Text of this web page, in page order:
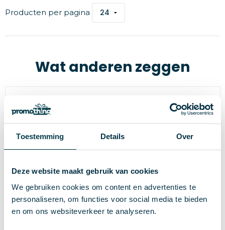
Toestemming Details Over
Deze website maakt gebruik van cookies
We gebruiken cookies om content en advertenties te
personaliseren, om functies voor social media te bieden
en om ons websiteverkeer te analyseren.
Producten per pagina
Wat anderen zeggen
9.7 Promothing
97% beveelt ons aan!
(502 beoordelingen)
Beoordeel ons